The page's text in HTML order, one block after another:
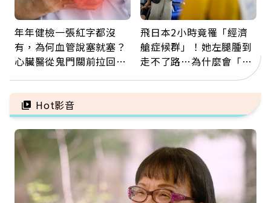
年年健檢一張紅字都沒
有，為何血管說塞就塞？
心臟醫從鬼門關前拉回病
字
飛日本2小時竟罹「經濟
艙症候群」！她左腿腫到
走不了路…為什麼會「靜
脈血栓」？醫示警7種人
注意
Hot影音